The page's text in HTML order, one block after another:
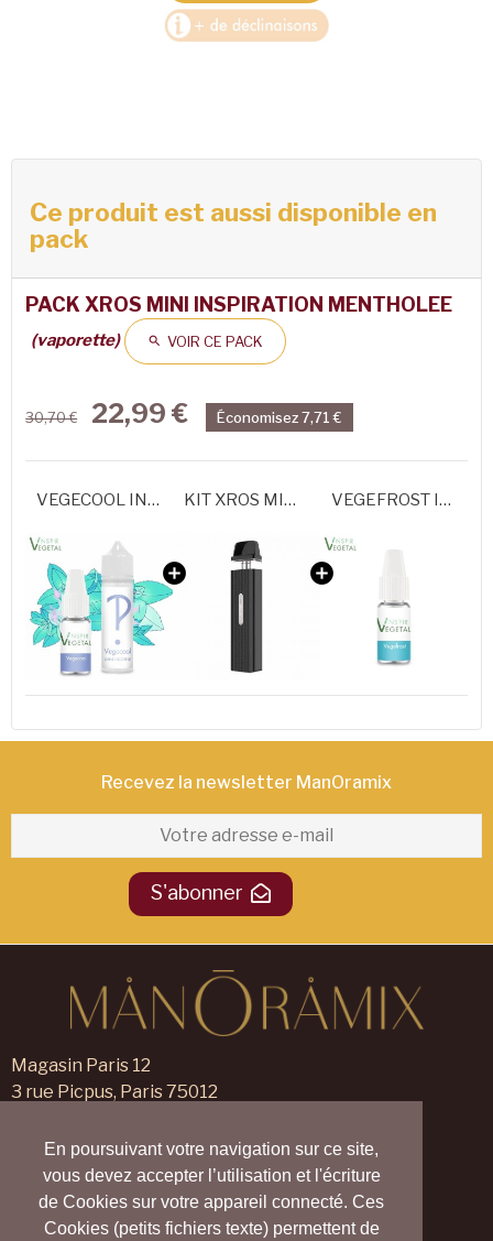
En poursuivant votre navigation sur ce site,
vous devez accepter l’utilisation et l'écriture
de Cookies sur votre appareil connecté. Ces
Cookies (petits fichiers texte) permettent de
Ce produit est aussi disponible en
pack
PACK XROS MINI INSPIRATION MENTHOLEE
(vaporette)  VOIR CE PACK
30,70 € 22,99 € Économisez 7,71 €
VEGECOOL INSPIR KIT XROS MINI VAPORESSO VEGEFROST INSPIR
Recevez la newsletter ManOramix​
S'abonner
Magasin Paris 12
3 rue Picpus, Paris 75012
Magasin Verneuil sur Avre
105 rue des Trois Maillets,
Verneuil d'Avre et d'Iton 27130